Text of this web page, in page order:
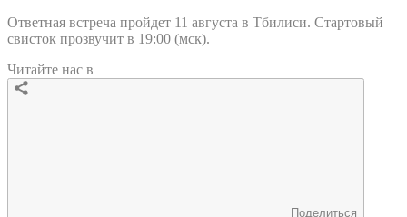
Ответная встреча пройдет 11 августа в Тбилиси. Стартовый
свисток прозвучит в 19:00 (мск).
Читайте нас в
Поделиться